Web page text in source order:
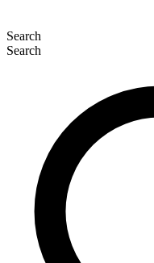
Search
Search